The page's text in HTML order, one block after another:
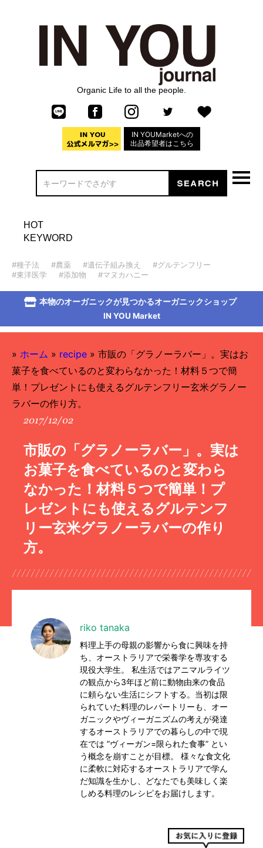
Organic Life to all the people.
IN YOUMarketへの
出品希望者はこちら
HOT
KEYWORD
#種子法 #農薬 #遺伝子組み換え
#グルテンフリー
#東洋医学
#添加物 #マヌカハニー
本物のオーガニックが見つかるオーガニックショップ
IN YOU Market
» ホーム » recipe » 市販の「グラノーラバー」。実はお
菓子を食べているのと変わらなかった！材料５つで簡
単！プレゼントにも使えるグルテンフリー玄米グラノー
ラバーの作り方。
2017/12/02
市販の「グラノーラバー」。実は
お菓子を食べているのと変わら
なかった！材料５つで簡単！プ
レゼントにも使えるグルテンフ
リー玄米グラノーラバーの作り
方。
riko tanaka
料理上手の母親の影響から食に興味を持
ち、オーストラリアで栄養学を専攻する
現役大学生。 私生活ではアニマルライツ
の観点から3年ほど前に動物由来の食品
に頼らない生活にシフトする。当初は限
られていた料理のレパートリーも、オー
ガニックやヴィーガニズムの考えが発達
するオーストラリアでの暮らしの中で現
在では ”ヴィーガン=限られた食事” とい
う概念を崩すことが目標。 様々な食文化
に柔軟に対応するオーストラリアで学ん
だ知識を生かし、どなたでも美味しく楽
しめる料理のレシピをお届けします。